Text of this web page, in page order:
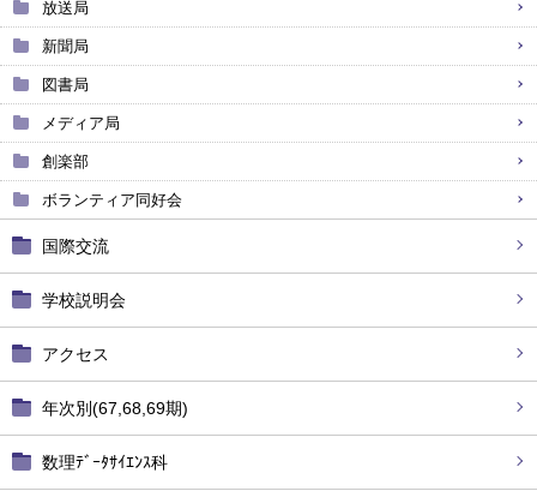
放送局
新聞局
図書局
メディア局
創楽部
ボランティア同好会
国際交流
学校説明会
アクセス
年次別(67,68,69期)
数理ﾃﾞｰﾀｻｲｴﾝｽ科